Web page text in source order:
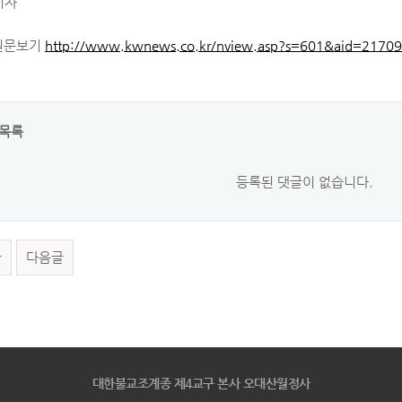
보기 http://www.kwnews.co.kr/
록
등록된 댓글이 없습니다.
다음글
대한불교조계종 제4교구 본사 오대산월정사